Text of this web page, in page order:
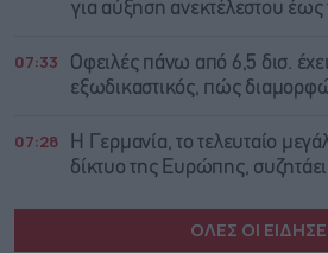
για αύξηση ανεκτέλεστου έως
07:33
Οφειλές πάνω από 6,5 δισ.
εξωδικαστικός, πώς
07:28
Η Γερμανία, το τελευταίο
δίκτυο της Ευρώπης, συζητάει
ΟΛΕΣ ΟΙ